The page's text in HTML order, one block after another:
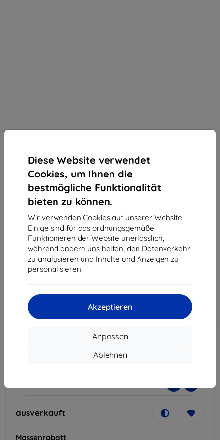
Diese Website verwendet
Cookies, um Ihnen die
bestmögliche Funktionalität
bieten zu können.
Wir verwenden Cookies auf unserer Website.
Einige sind für das ordnungsgemäße
Funktionieren der Website unerlässlich,
während andere uns helfen, den Datenverkehr
zu analysieren und Inhalte und Anzeigen zu
personalisieren.
Akzeptieren
Anpassen
Ablehnen
Schutzfolie HYDROGEL FILM SPIGEN NEO FLEX
ONEPLUS 9 PRO (AFL02771)
Geeignet für: OnePlus 9 Pro
Produktbeschreibung
18,90 €
17,01 €
ohne MWSt14,29 €
Rabatt mit Gutschein
In den
- +
ausverkauft
Massenrabatt